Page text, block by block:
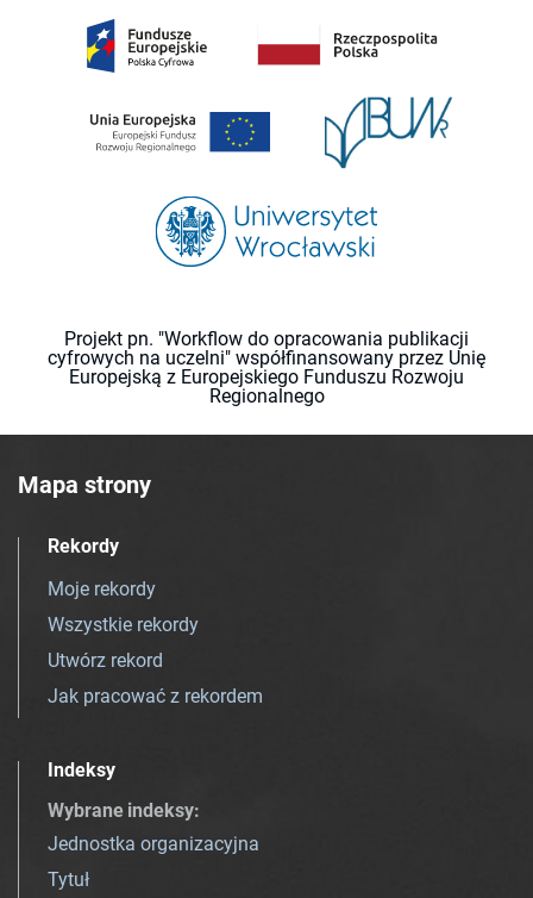
Projekt pn. "Workflow do opracowania publikacji
cyfrowych na uczelni" współfinansowany przez Unię
Europejską z Europejskiego Funduszu Rozwoju
Regionalnego
Mapa strony
Rekordy
Moje rekordy
Wszystkie rekordy
Utwórz rekord
Jak pracować z rekordem
Indeksy
Wybrane indeksy:
Jednostka organizacyjna
Tytuł